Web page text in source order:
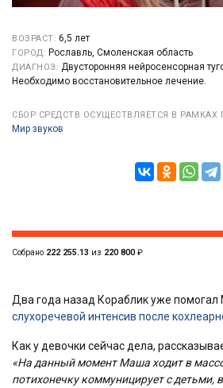
ВОЗРАСТ: 6,5 лет
ГОРОД: Рославль, Смоленская область
ДИАГНОЗ: Двусторонняя нейросенсорная
Необходимо восстановительное лечение.
СБОР СРЕДСТВ ОСУЩЕСТВЛЯЕТСЯ В
Мир звуков
Собрано 222 255.13 из 220 800₽
Два года назад Кораблик уже
слухоречевой интенсив после
Как у девочки сейчас дела,
«На данный момент Маша ходит в
потихонечку коммуницирует с детьми,